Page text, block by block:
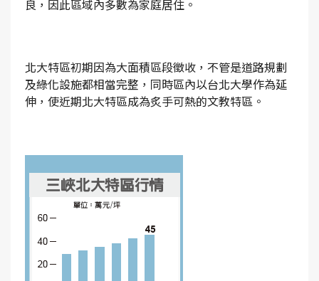
良，因此區域內多數為家庭居住。
北大特區初期因為大面積區段徵收，不管是道路規劃
及綠化設施都相當完整，同時區內以台北大學作為延
伸，使近期北大特區成為炙手可熱的文教特區。